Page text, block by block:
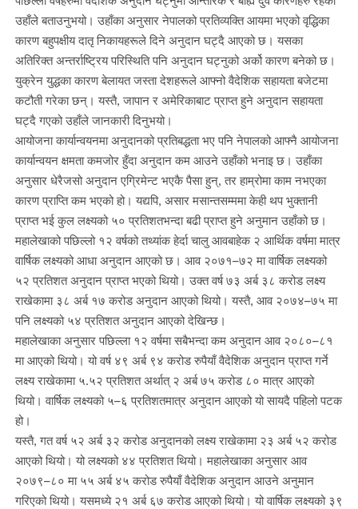
उहाँले बताउनुभयो। उहाँका अनुसार नेपालको प्रतिव्यक्ति आयमा भएको वृद्धिका
कारण बहुपक्षीय दातृ निकायहरूले दिने अनुदान घट्दै आएको छ। यसका
अतिरिक्त अन्तर्राष्ट्रिय परिस्थिति पनि अनुदान घट्नुको अर्को कारण बनेको छ।
युक्रेन युद्धका कारण बेलायत जस्ता देशहरूले आफ्नो वैदेशिक सहायता बजेटमा
कटौती गरेका छन्। यस्तै, जापान र अमेरिकाबाट प्राप्त हुने अनुदान सहायता
घट्दै गएको उहाँले जानकारी दिनुभयो।
आयोजना कार्यान्वयनमा अनुदानको प्रतिबद्धता भए पनि नेपालको आफ्नै आयोजना
कार्यान्वयन क्षमता कमजोर हुँदा अनुदान कम आउने उहाँको भनाइ छ। उहाँका
अनुसार धेरैजसो अनुदान एग्रिमेन्ट भएकै पैसा हुन्, तर हाम्रोमा काम नभएका
कारण प्राप्ति कम भएको हो। यद्यपि, असार मसान्तसम्ममा केही थप भुक्तानी
प्राप्त भई कुल लक्ष्यको ५० प्रतिशतभन्दा बढी प्राप्त हुने अनुमान उहाँको छ।
महालेखाको पछिल्लो १२ वर्षको तथ्यांक हेर्दा चालु आवबाहेक २ आर्थिक वर्षमा मात्र
वार्षिक लक्ष्यको आधा अनुदान आएको छ। आव २०७१–७२ मा वार्षिक लक्ष्यको
५२ प्रतिशत अनुदान प्राप्त भएको थियो। उक्त वर्ष ७३ अर्ब ३८ करोड लक्ष्य
राखेकामा ३८ अर्ब १७ करोड अनुदान आएको थियो। यस्तै, आव २०७४–७५ मा
पनि लक्ष्यको ५४ प्रतिशत अनुदान आएको देखिन्छ।
महालेखाका अनुसार पछिल्ला १२ वर्षमा सबैभन्दा कम अनुदान आव २०८०–८१
मा आएको थियो। यो वर्ष ४९ अर्ब ९४ करोड रुपैयाँ वैदेशिक अनुदान प्राप्त गर्ने
लक्ष्य राखेकामा ५.५२ प्रतिशत अर्थात् २ अर्ब ७५ करोड ८० मात्र आएको
थियो। वार्षिक लक्ष्यको ५–६ प्रतिशतमात्र अनुदान आएको यो सायदै पहिलो पटक
हो।
यस्तै, गत वर्ष ५२ अर्ब ३२ करोड अनुदानको लक्ष्य राखेकामा २३ अर्ब ५२ करोड
आएको थियो। यो लक्ष्यको ४४ प्रतिशत थियो। महालेखाका अनुसार आव
२०७९–८० मा ५५ अर्ब ४५ करोड रुपैयाँ वैदेशिक अनुदान आउने अनुमान
गरिएको थियो। यसमध्ये २१ अर्ब ६७ करोड आएको थियो। यो वार्षिक लक्ष्यको ३९